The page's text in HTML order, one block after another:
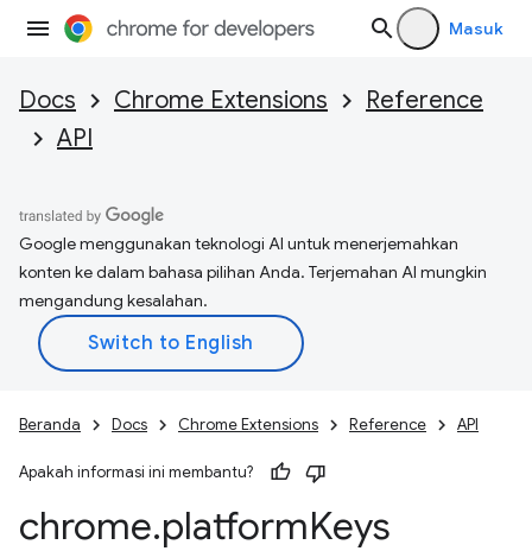
Masuk
Docs Chrome Extensions
Reference
API
Google menggunakan teknologi AI untuk menerjemahkan
konten ke dalam bahasa pilihan Anda. Terjemahan AI mungkin
mengandung kesalahan.
Beranda Docs Chrome Extensions Reference API
Apakah informasi ini membantu?
chrome.platformKeys